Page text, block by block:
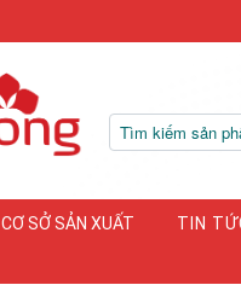
CƠ SỞ SẢN XUẤT TIN